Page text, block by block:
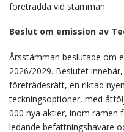
företrädda vid stämman.
Beslut om emission av
Årsstämman beslutade om
2026/2029. Beslutet
företrädesrätt, en riktad
teckningsoptioner, med
000 nya aktier, inom ramen
ledande befattningshavare